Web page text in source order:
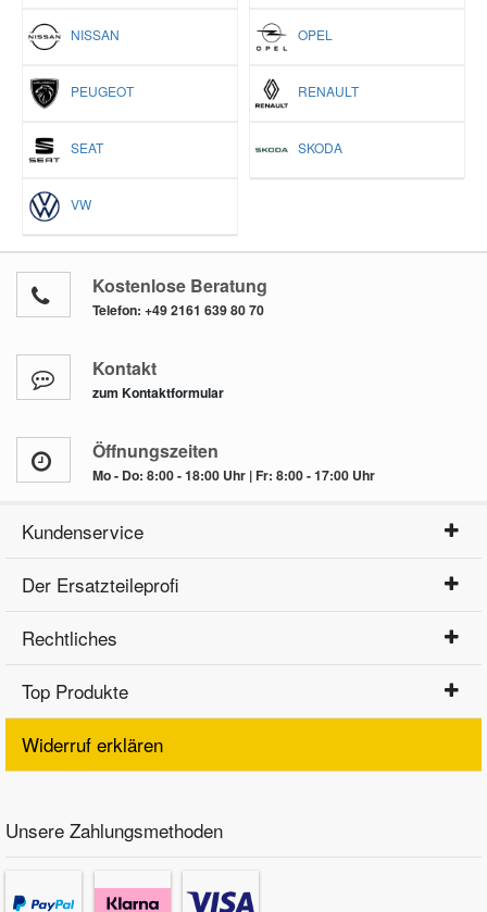
NISSAN OPEL
PEUGEOT RENAULT
SEAT SKODA
VW
Kostenlose Beratung
Telefon: +49 2161 639 80 70
Kontakt
zum Kontaktformular
Öffnungszeiten
Mo - Do: 8:00 - 18:00 Uhr | Fr: 8:00 - 17:00 Uhr
Kundenservice
Der Ersatzteileprofi
Rechtliches
Top Produkte
Widerruf erklären
Unsere Zahlungsmethoden